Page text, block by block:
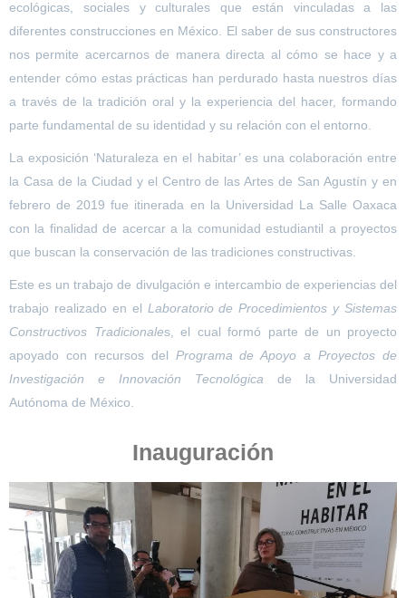
ecológicas, sociales y culturales que están vinculadas a las
diferentes construcciones en México. El saber de sus constructores
nos permite acercarnos de manera directa al cómo se hace y a
entender cómo estas prácticas han perdurado hasta nuestros días
a través de la tradición oral y la experiencia del hacer, formando
parte fundamental de su identidad y su relación con el entorno.
La exposición ‘Naturaleza en el habitar’ es una colaboración entre
la Casa de la Ciudad y el Centro de las Artes de San Agustín y en
febrero de 2019 fue itinerada en la Universidad La Salle Oaxaca
con la finalidad de acercar a la comunidad estudiantil a proyectos
que buscan la conservación de las tradiciones constructivas.
Este es un trabajo de divulgación e intercambio de experiencias del
trabajo realizado en el Laboratorio de Procedimientos y Sistemas
Constructivos Tradicionales, el cual formó parte de un proyecto
apoyado con recursos del Programa de Apoyo a Proyectos de
Investigación e Innovación Tecnológica de la Universidad
Autónoma de México.
Inauguración